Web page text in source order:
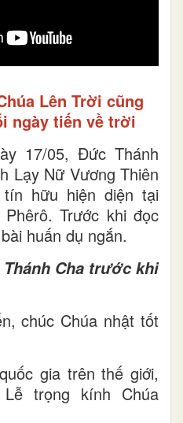
Lên Trời cũng
ngày tiến về trời
17/05, Đức Thánh
Lạy Nữ Vương Thiên
hữu hiện diện tại
Trước khi đọc
huấn dụ ngắn.
Cha trước khi
chúc Chúa nhật tốt
gia trên thế giới,
trọng kính Chúa